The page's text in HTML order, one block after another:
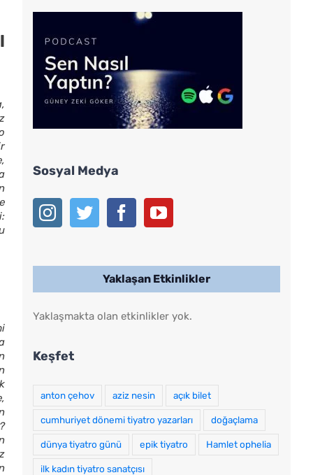
Sosyal Medya
Yaklaşan Etkinlikler
Yaklaşmakta olan etkinlikler yok.
Keşfet
anton çehov aziz nesin açık bilet
cumhuriyet dönemi tiyatro yazarları doğaçlama
dünya tiyatro günü epik tiyatro Hamlet ophelia
ilk kadın tiyatro sanatçısı